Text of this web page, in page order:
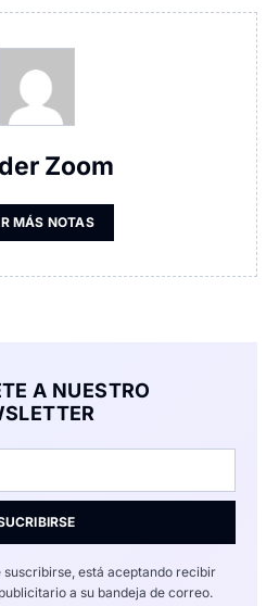
Zoom
MÁS NOTAS
A NUESTRO
suscribirse, está aceptando recibir
a su bandeja de correo.